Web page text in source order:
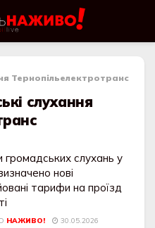
Тернопільелектротранс
слухання
громадських слухань у
нові
тарифи на проїзд
НАЖИВО! 30.05.2026